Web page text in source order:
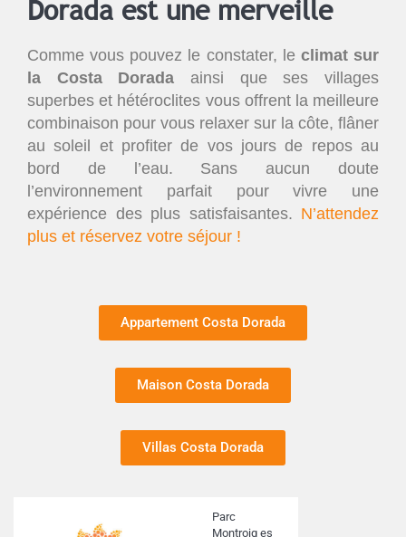
Dorada est une merveille
Comme vous pouvez le constater, le climat sur
la Costa Dorada ainsi que ses villages
superbes et hétéroclites vous offrent la meilleure
combinaison pour vous relaxer sur la côte, flâner
au soleil et profiter de vos jours de repos au
bord de l’eau. Sans aucun doute
l’environnement parfait pour vivre une
expérience des plus satisfaisantes. N’attendez
plus et réservez votre séjour !
Appartement Costa Dorada
Maison Costa Dorada
Villas Costa Dorada
Parc
Montroig es